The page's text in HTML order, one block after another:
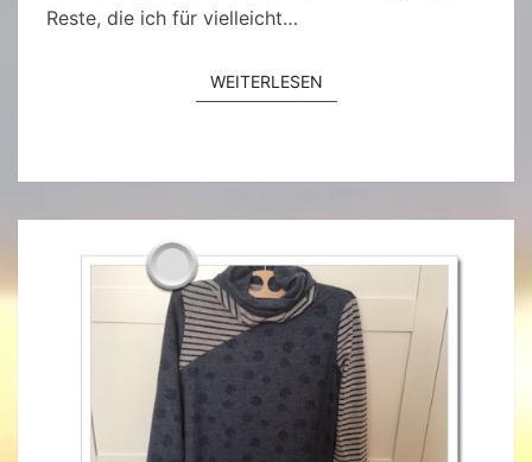
Reste, die ich für vielleicht…
WEITERLESEN